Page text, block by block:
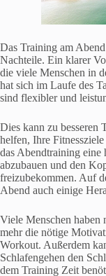
Das Training am
Nachteile. Ein klarer
die viele Menschen in
hat sich im Laufe des
sind flexibler und
Dies kann zu besseren
helfen, Ihre
das Abendtraining eine
abzubauen und den
freizubekommen. Auf
Abend auch einige
Viele Menschen haben
mehr die nötige
Workout. Außerdem
Schlafengehen den
dem Training Zeit